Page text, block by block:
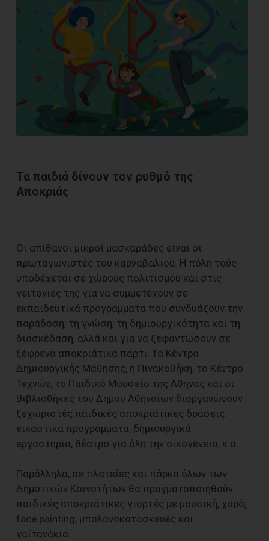
Τα παιδιά δίνουν τον ρυθμό της
Αποκριάς
Οι απίθανοι μικροί μασκαράδες είναι οι
πρωταγωνιστές του καρναβαλιού. Η πόλη τούς
υποδέχεται σε χώρους πολιτισμού και στις
γειτονιές της για να συμμετέχουν σε
εκπαιδευτικά προγράμματα που συνδυάζουν την
παράδοση, τη γνώση, τη δημιουργικότητα και τη
διασκέδαση, αλλά και για να ξεφαντώσουν σε
ξέφρενα αποκριάτικα πάρτι. Τα Κέντρα
Δημιουργικής Μάθησης, η Πινακοθήκη, το Κέντρο
Τεχνών, το Παιδικό Μουσείο της Αθήνας και οι
Βιβλιοθήκες του Δήμου Αθηναίων διοργανώνουν
ξεχωριστές παιδικές αποκριάτικες δράσεις:
εικαστικά προγράμματα, δημιουργικά
εργαστήρια, θέατρο για όλη την οικογένεια, κ.α..
Παράλληλα, σε πλατείες και πάρκα όλων των
Δημοτικών Κοινοτήτων θα πραγματοποιηθούν
παιδικές αποκριάτικες γιορτές με μουσική, χορό,
face painting, μπαλονοκατασκευές και
γαϊτανάκια.